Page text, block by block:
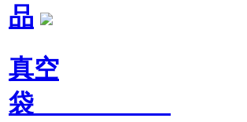
品
真空
袋